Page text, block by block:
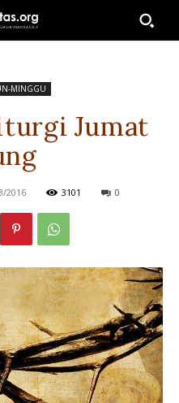
MINGGU
Jumat
2016 3101 0